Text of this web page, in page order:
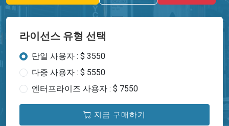
라이선스 유형 선택
단일 사용자 : $ 3550
다중 사용자 : $ 5550
엔터프라이즈 사용자 : $ 7550
지금 구매하기